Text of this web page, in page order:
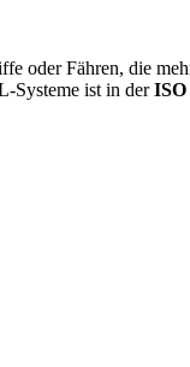
oder Fähren, die
Systeme ist in derISO